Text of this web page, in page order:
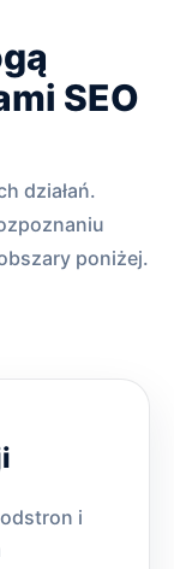
SEO
działań.
poniżej.
i